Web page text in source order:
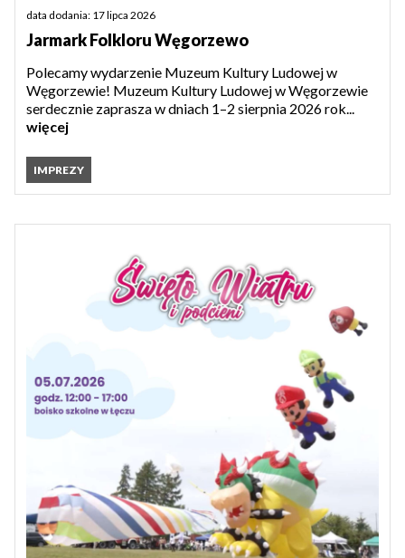
data dodania: 17 lipca 2026
Jarmark Folkloru Węgorzewo
Polecamy wydarzenie Muzeum Kultury Ludowej w
Węgorzewie! Muzeum Kultury Ludowej w Węgorzewie
serdecznie zaprasza w dniach 1–2 sierpnia 2026 rok...
więcej
IMPREZY